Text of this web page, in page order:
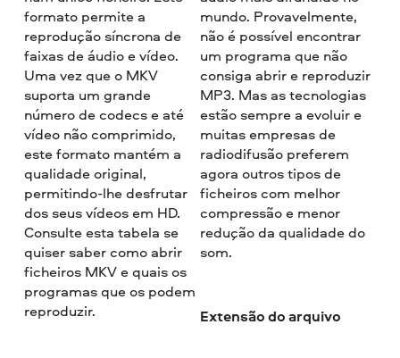
formato permite a
reprodução síncrona de
faixas de áudio e vídeo.
Uma vez que o MKV
suporta um grande
número de codecs e até
vídeo não comprimido,
este formato mantém a
qualidade original,
permitindo-lhe desfrutar
dos seus vídeos em HD.
Consulte esta tabela se
quiser saber como abrir
ficheiros MKV e quais os
programas que os podem
reproduzir.
mundo. Provavelmente,
não é possível encontrar
um programa que não
consiga abrir e reproduzir
MP3. Mas as tecnologias
estão sempre a evoluir e
muitas empresas de
radiodifusão preferem
agora outros tipos de
ficheiros com melhor
compressão e menor
redução da qualidade do
som.
Extensão do arquivo